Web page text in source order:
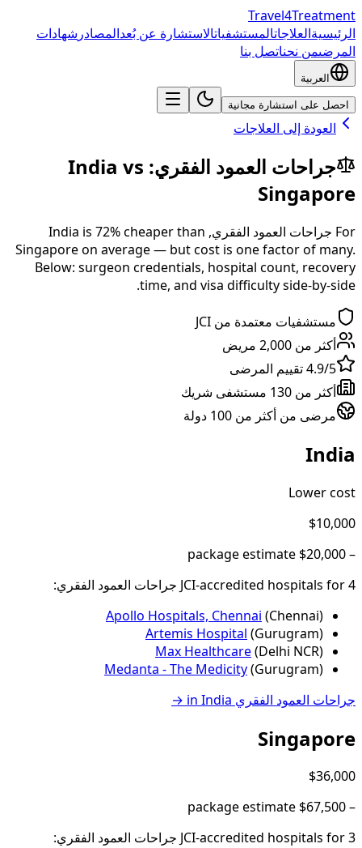
Travel4Treatment
الرئيسيةالعلاجاتالمستشفياتالاستشارة عن بُعدالمصادر شهادات
المرضىمن نحناتصل بنا
العربية
احصل على استشارة مجانية
العودة إلى العلاجات
جراحات العمود الفقري:
India vs
Singapore
For جراحات العمود الفقري,
India is 72% cheaperthan
Singaporeon average — but cost is one factor of many.
Below: surgeon credentials, hospital count, recovery
time, and visa difficulty side-by-side.
مستشفيات معتمدة من JCI
أكثر من 2,000 مريض
4.9/5 تقييم المرضى
أكثر من 130 مستشفى شريك
مرضى من أكثر من 100 دولة
India
Lower cost
$10,000
–
$20,000
4
s for جراحات العمود الفقري:
Apollo Hospitals, Chennai (Chennai)
Artemis Hospital (Gurugram)
Max Healthcare(Delhi NCR)
Medanta - The Medicity(Gurugram)
جراحات العمود الفقري India
→
Singapore
$36,000
–
$67,500
3
s for جراحات العمود الفقري: